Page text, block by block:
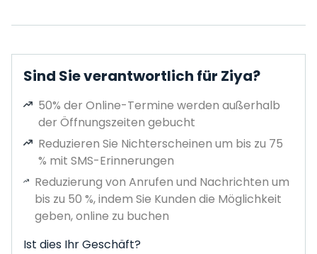
Sind Sie verantwortlich für Ziya?
50% der Online-Termine werden außerhalb
der Öffnungszeiten gebucht
Reduzieren Sie Nichterscheinen um bis zu 75
% mit SMS-Erinnerungen
Reduzierung von Anrufen und Nachrichten um
bis zu 50 %, indem Sie Kunden die Möglichkeit
geben, online zu buchen
Ist dies Ihr Geschäft?